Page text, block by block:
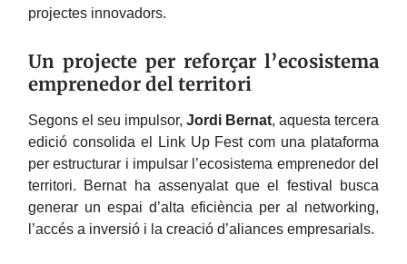
projectes innovadors.
Un projecte per reforçar l’ecosistema
emprenedor del territori
Segons el seu impulsor, Jordi Bernat, aquesta tercera
edició consolida el Link Up Fest com una plataforma
per estructurar i impulsar l’ecosistema emprenedor del
territori. Bernat ha assenyalat que el festival busca
generar un espai d’alta eficiència per al networking,
l’accés a inversió i la creació d’aliances empresarials.